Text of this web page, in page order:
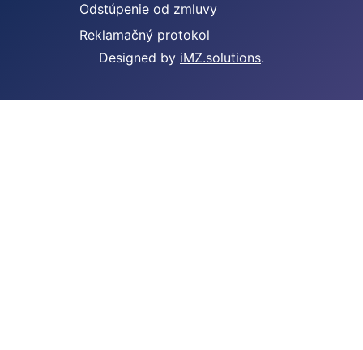
Odstúpenie od zmluvy
Reklamačný protokol
Designed by iMZ.solutions.